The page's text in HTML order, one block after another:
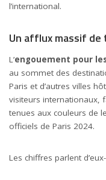
l’international.
Un afflux massif
L’engouement pour
au sommet des
Paris et d’autres villes
visiteurs internationaux,
tenues aux couleurs de
officiels de Paris 2024.
Les chiffres parlent